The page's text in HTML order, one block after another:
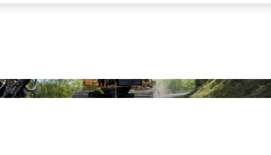
& bouwmachines